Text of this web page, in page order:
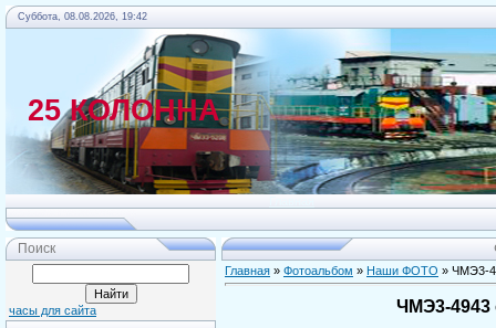
Суббота, 08.08.2026, 19:42
25 КОЛОННА
Поиск
часы для сайта
Главная » Фотоальбом » Наши ФОТО » ЧМЭ3-
ЧМЭ3-4943